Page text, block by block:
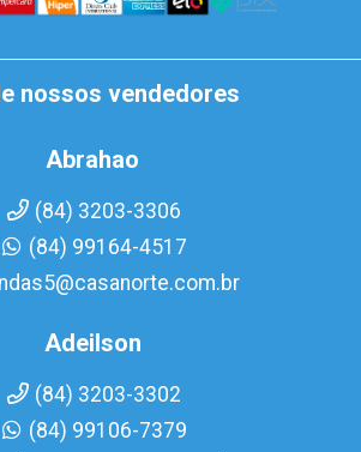
nossos vendedores
Abrahao
(84) 3203-3306
(84) 99164-4517
Adeilson
(84) 3203-3302
(84) 99106-7379